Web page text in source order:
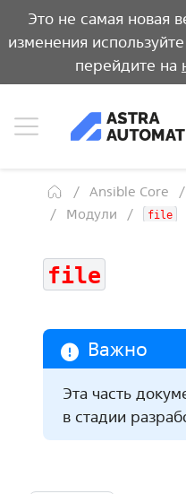
Это не самая новая
изменения
перейдите на
Ansible Core
Модули
file
file
Важно
Эта часть
в стадии